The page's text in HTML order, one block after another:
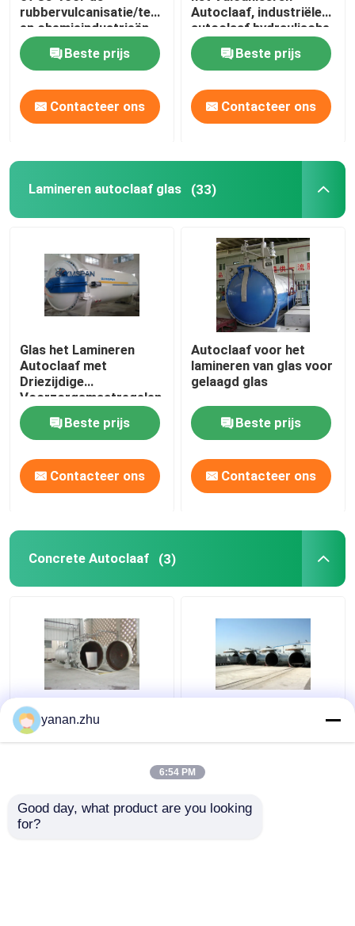
rubbervulcanisatie/textiel/kabel
en chemieindustrieën
Beste prijs
Contacteer ons
Autoclaaf, industriële
autoclaaf hydraulische
druk
Beste prijs
Contacteer ons
Lamineren autoclaaf glas (33)
Glas het Lamineren
Autoclaaf met
Driezijdige
Voorzorgsmaatregelen
Inzake veiligheid
Beste prijs
Contacteer ons
Autoclaaf voor het
lamineren van glas voor
gelaagd glas
Beste prijs
Contacteer ons
Concrete Autoclaaf (3)
Chemische Concrete
Autoclaaf met PLC
hydraulische drukdeur
Veiligheidskoppeling
yanan.zhu
6:54 PM
Good day, what product are you looking
for?